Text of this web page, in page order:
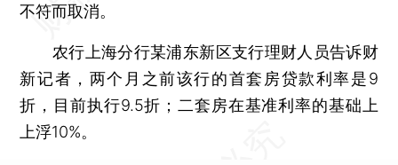
不符而取消。
农行上海分行某浦东新区支行理财人员告诉财
新记者，两个月之前该行的首套房贷款利率是9
折，目前执行9.5折；二套房在基准利率的基础上
上浮10%。